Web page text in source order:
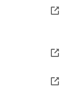
40 años)
5 años)